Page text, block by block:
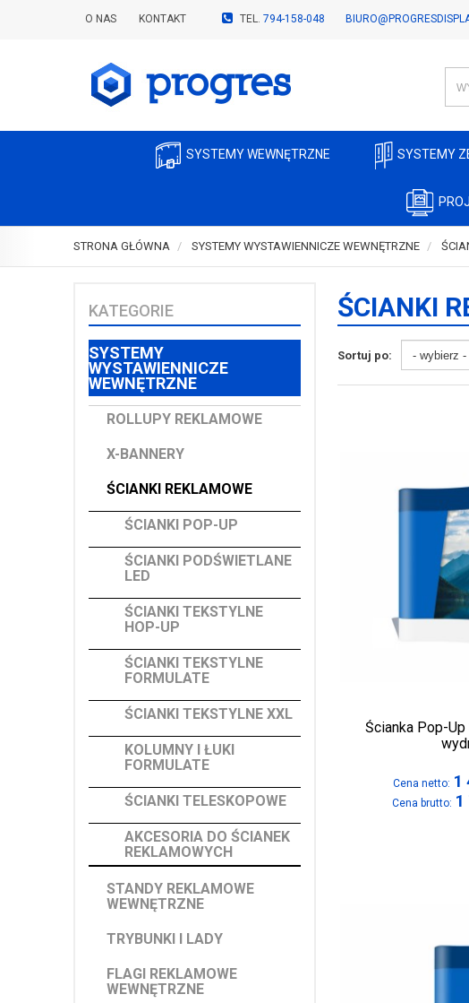
O NAS KONTAKT TEL. 794-158-048
SYSTEMY WEWNĘTRZNE SYSTEMY
STRONA GŁÓWNA SYSTEMY WYSTAWIENNICZE WEWNĘTRZNE
KATEGORIE
SYSTEMY
WYSTAWIENNICZE
WEWNĘTRZNE
ROLLUPY REKLAMOWE
X-BANNERY
ŚCIANKI REKLAMOWE
ŚCIANKI POP-UP
ŚCIANKI PODŚWIETLANE
LED
ŚCIANKI TEKSTYLNE
HOP-UP
ŚCIANKI TEKSTYLNE
FORMULATE
ŚCIANKI TEKSTYLNE XXL
KOLUMNY I ŁUKI
FORMULATE
ŚCIANKI TELESKOPOWE
AKCESORIA DO ŚCIANEK
REKLAMOWYCH
STANDY REKLAMOWE
WEWNĘTRZNE
TRYBUNKI I LADY
FLAGI REKLAMOWE
WEWNĘTRZNE
ŚCIANKI
Sortuj po:
Ścianka Pop-
Cena netto: 1
Cena brutto: 1